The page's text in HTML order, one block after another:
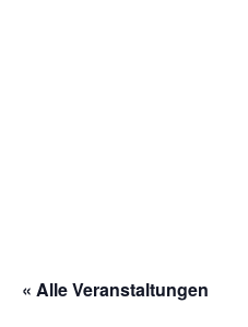
Kirchen
« Alle Veranstaltungen